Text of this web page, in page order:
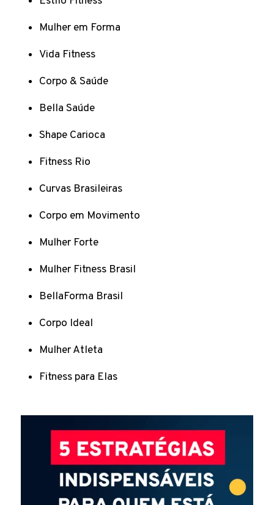
Mulher em Forma
Vida Fitness
Corpo & Saúde
Bella Saúde
Shape Carioca
Fitness Rio
Curvas Brasileiras
Corpo em Movimento
Mulher Forte
Mulher Fitness Brasil
BellaForma Brasil
Corpo Ideal
Mulher Atleta
Fitness para Elas